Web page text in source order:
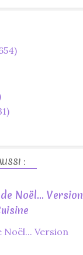
:
Noël... Version